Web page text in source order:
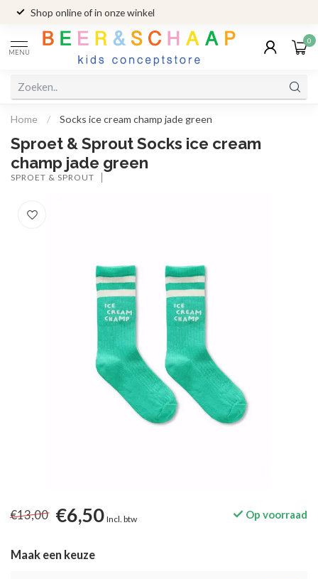
Shop online of in onze winkel
MENU
0
Home / Socks ice cream champ jade green
Sproet & Sprout Socks ice cream
champ jade green
SPROET & SPROUT
€13,00 €6,50 Incl. btw Op voorraad
Maak een keuze